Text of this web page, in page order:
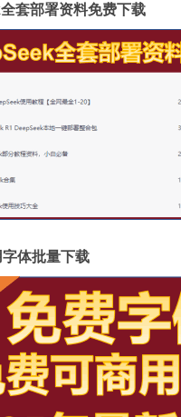
套部署资料免费下载
体批量下载